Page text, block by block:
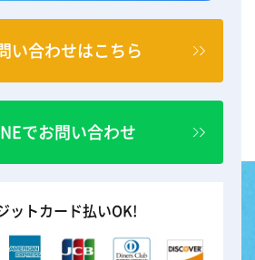
い合わせはこちら
でお問い合わせ
ットカード払いOK!